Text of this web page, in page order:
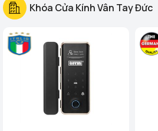
Khóa Cửa Kính Vân Tay Đức